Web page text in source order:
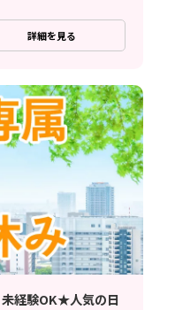
詳細を見る
未経験OK★人気の日